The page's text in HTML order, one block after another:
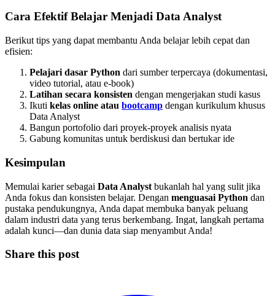
Cara Efektif Belajar Menjadi Data Analyst
Berikut tips yang dapat membantu Anda belajar lebih cepat dan
efisien:
Pelajari dasar Python dari sumber terpercaya (dokumentasi,
video tutorial, atau e-book)
Latihan secara konsisten dengan mengerjakan studi kasus
Ikuti kelas online atau bootcamp dengan kurikulum khusus
Data Analyst
Bangun portofolio dari proyek-proyek analisis nyata
Gabung komunitas untuk berdiskusi dan bertukar ide
Kesimpulan
Memulai karier sebagai Data Analyst bukanlah hal yang sulit jika
Anda fokus dan konsisten belajar. Dengan menguasai Python dan
pustaka pendukungnya, Anda dapat membuka banyak peluang
dalam industri data yang terus berkembang. Ingat, langkah pertama
adalah kunci—dan dunia data siap menyambut Anda!
Share this post